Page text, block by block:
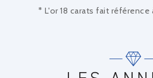
* L'or 18 carats fait